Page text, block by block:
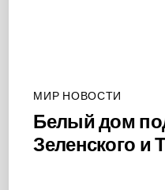
МИР НОВОСТИ
Белый дом
Зеленского и